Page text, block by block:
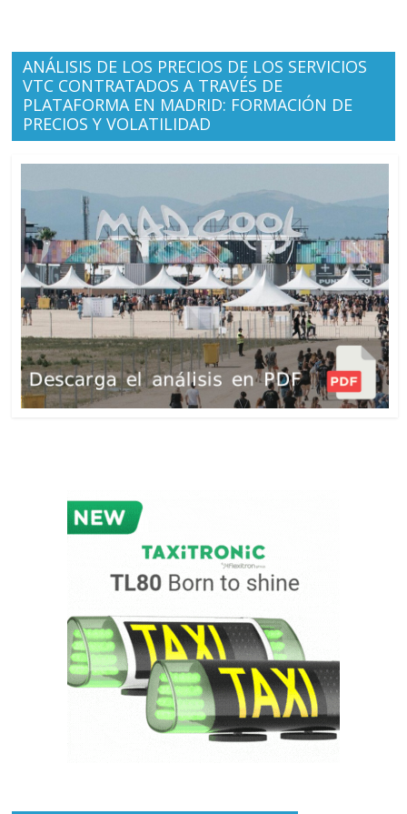
ANÁLISIS DE LOS PRECIOS DE LOS SERVICIOS
VTC CONTRATADOS A TRAVÉS DE
PLATAFORMA EN MADRID: FORMACIÓN DE
PRECIOS Y VOLATILIDAD